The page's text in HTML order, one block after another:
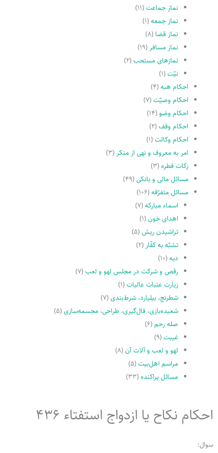
نماز جماعت(۱۱)
نماز جمعه(۱)
نماز قضا(۸)
نماز مسافر (۱۹)
نمازهاى مستحب(۲)
نیّت(۱)
احکام هبه(۴)
احکام وصیّت(۷)
احکام وضو(۱۴)
احکام وقف(۲)
احکام وکالت(۱)
امر به معروف و نهى از منکر (۳)
زکات فطره(۳)
مسائل مالی و بانکی(۴۹)
مسائل متفرّقه(۱۰۶)
اسماء مبارکه(۷)
اهدای خون(۱)
تراشیدن ریش(۵)
تشبّه به کفّار (۲)
دیه(۱۰)
رقص و شرکت در مجلس لهو و لعب(۷)
زیارت عتبات عالیات(۱)
شطرنج، بیلیارد، شرط‌بندی(۷)
شعبده‌بازی، فال‌گیری، طراحی، مجسمه‌سازی(۵)
صله رحم(۶)
غیبت(۹)
لهو و لعب و آلات آن(۸)
مراسم اهل‌بیت(۵)
مسائل پراکنده(۳۳)
احکام نکاح یا ازدواج استفتاء 436
سوال: